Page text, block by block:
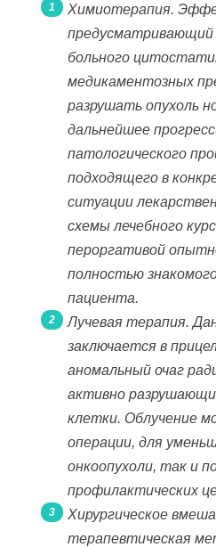
Химиотерапия.
предусматривающий
больного
медикаментозных
разрушать опухоль
дальнейшее
патологического
подходящего в
ситуации
схемы лечебного
пероргативой
полностью
пациента.
Лучевая терапия.
заключается в
аномальный очаг
активно
клетки. Облучение
операции, для
онкоопухоли, так и
профилактических
Хирургическое
терапевтическая